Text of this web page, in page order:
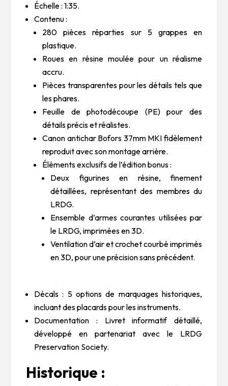
Échelle : 1:35.
Contenu :
280 pièces réparties sur 5 grappes en
plastique.
Roues en résine moulée pour un réalisme
accru.
Pièces transparentes pour les détails tels que
les phares.
Feuille de photodécoupe (PE) pour des
détails précis et réalistes.
Canon antichar Bofors 37mm MKI fidèlement
reproduit avec son montage arrière.
Éléments exclusifs de l’édition bonus :
Deux figurines en résine, finement
détaillées, représentant des membres du
LRDG.
Ensemble d’armes courantes utilisées par
le LRDG, imprimées en 3D.
Ventilation d’air et crochet courbé imprimés
en 3D, pour une précision sans précédent.
Décals : 5 options de marquages historiques,
incluant des placards pour les instruments.
Documentation : Livret informatif détaillé,
développé en partenariat avec le LRDG
Preservation Society.
Historique :